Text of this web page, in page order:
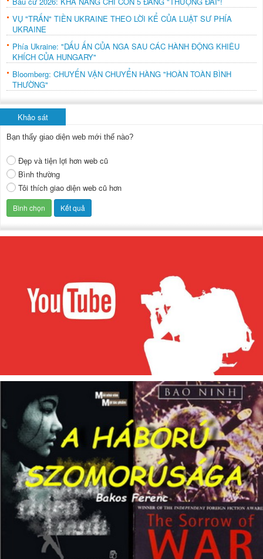
VỤ "TRẤN" TIỀN UKRAINE THEO LỜI KỂ CỦA LUẬT SƯ PHÍA
UKRAINE
Phía Ukraine: "DẤU ẤN CỦA NGA SAU CÁC HÀNH ĐỘNG KHIÊU
KHÍCH CỦA HUNGARY"
Bloomberg: CHUYẾN VẬN CHUYỂN HÀNG "HOÀN TOÀN BÌNH
THƯỜNG"
Khảo sát
Bạn thấy giao diện web mới thế nào?
Đẹp và tiện lợi hơn web cũ
Bình thường
Tôi thích giao diện web cũ hơn